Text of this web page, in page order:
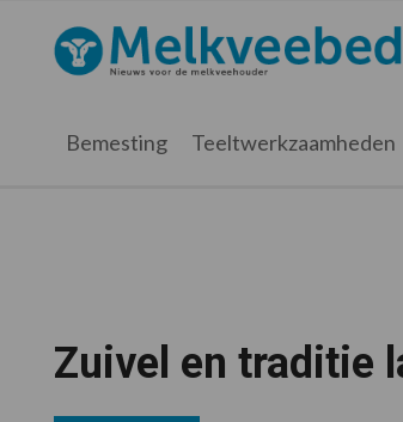
hoofdnavigatie
hoofd
eerste
voettekst
Melkveebedrijf.nl
Bemesting Teeltwerkzaamheden
Zuivel en traditie